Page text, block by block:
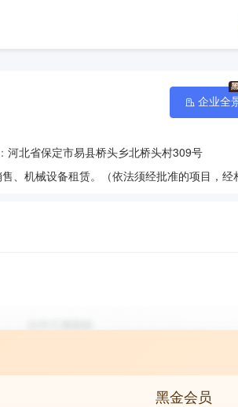
河北省保定市易县桥头乡北桥头村309号
企业全
黑金会员